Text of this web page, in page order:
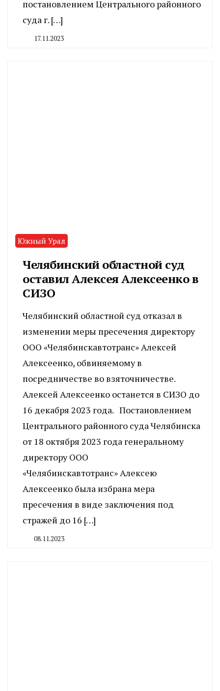
постановлением Центрального районного
суда г. […]
17.11.2023
Южный Урал
Челябинский областной суд
оставил Алексея Алексеенко в
СИЗО
Челябинский областной суд отказал в
изменении меры пресечения директору
ООО «Челябинскавтотранс» Алексей
Алексеенко, обвиняемому в
посредничестве во взяточничестве.
Алексей Алексеенко останется в СИЗО до
16 декабря 2023 года. Постановлением
Центрального районного суда Челябинска
от 18 октября 2023 года генеральному
директору ООО
«Челябинскавтотранс» Алексею
Алексеенко была избрана мера
пресечения в виде заключения под
стражей до 16 […]
08.11.2023